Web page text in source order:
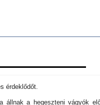
érdeklődőt.
állnak a hegeszteni vágyók